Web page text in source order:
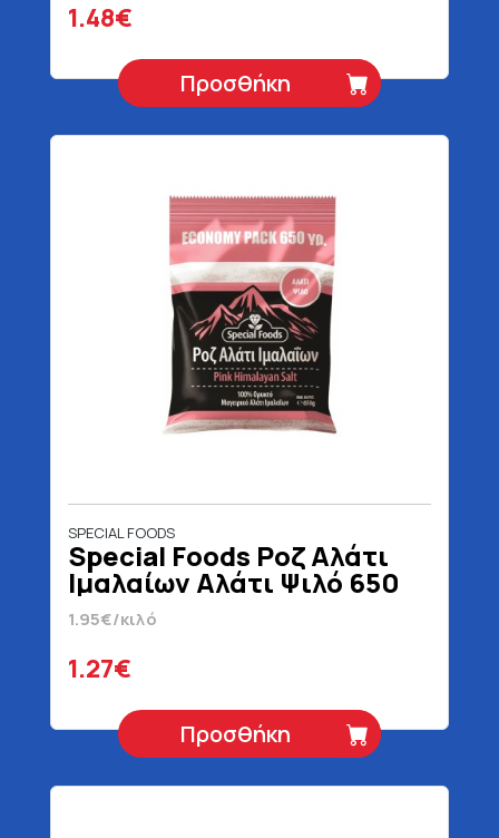
1.48€
Προσθήκη
SPECIAL FOODS
Special Foods Ροζ Αλάτι
Ιμαλαίων Αλάτι Ψιλό 650
gr
1.95€/κιλό
1.27€
Προσθήκη